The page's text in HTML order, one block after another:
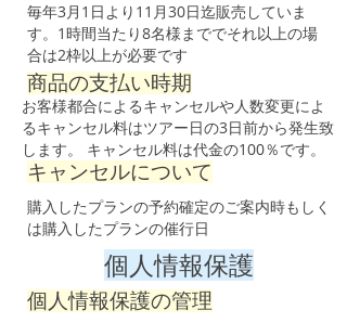
毎年3月1日より11月30日迄販売していま
す。1時間当たり8名様まででそれ以上の場
合は2枠以上が必要です
商品の支払い時期
お客様都合によるキャンセルや人数変更によ
るキャンセル料はツアー日の3日前から発生致
します。 キャンセル料は代金の100％です。
キャンセルについて
購入したプランの予約確定のご案内時もしく
は購入したプランの催行日
個人情報保護
個人情報保護の管理